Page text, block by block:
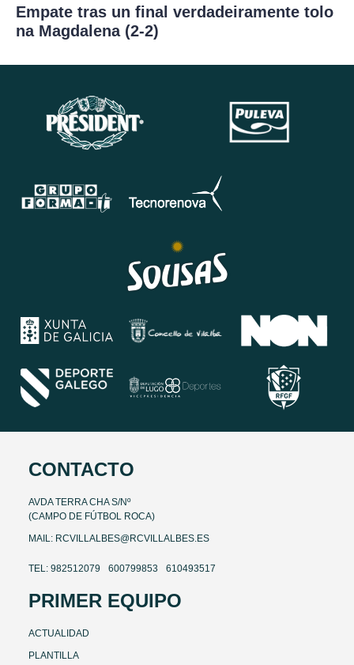
Empate tras un final verdadeiramente tolo
na Magdalena (2-2)
CONTACTO
AVDA TERRA CHA S/Nº
(CAMPO DE FÚTBOL ROCA)
MAIL: RCVILLALBES@RCVILLALBES.ES
TEL: 982512079 600799853 610493517
PRIMER EQUIPO
ACTUALIDAD
PLANTILLA